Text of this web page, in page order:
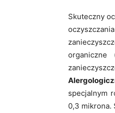
Skuteczny
specjalnym
0,3 mikrona.